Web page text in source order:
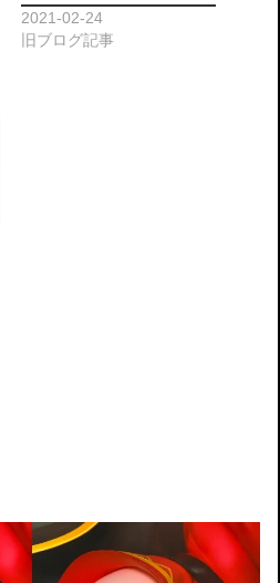
2021-02-24
旧ブログ記事